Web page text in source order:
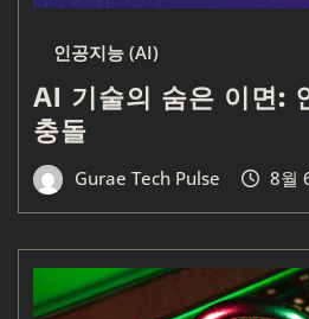
인공지능 (AI)
AI 기술의 숨은 이면:
충돌
Gurae Tech Pulse 8월